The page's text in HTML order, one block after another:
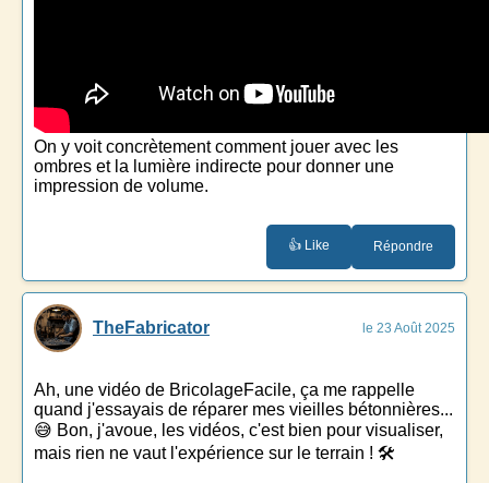
On y voit concrètement comment jouer avec les
ombres et la lumière indirecte pour donner une
impression de volume.
👍 Like Répondre
TheFabricator le 23 Août 2025
Ah, une vidéo de BricolageFacile, ça me rappelle
quand j'essayais de réparer mes vieilles bétonnières...
😅 Bon, j'avoue, les vidéos, c'est bien pour visualiser,
mais rien ne vaut l'expérience sur le terrain ! 🛠️